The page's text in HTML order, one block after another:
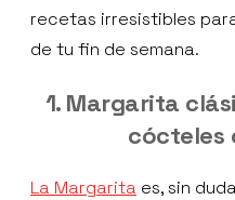
recetas irresistibles
de tu fin de semana.
1. Margarita
cócteles
La Margarita es, sin